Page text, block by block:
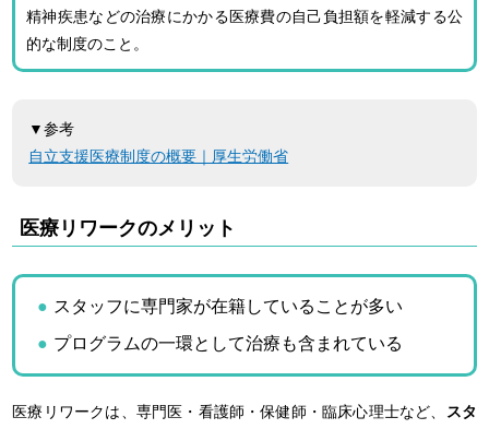
精神疾患などの治療にかかる医療費の自己負担額を軽減する公
的な制度のこと。
▼参考
自立支援医療制度の概要｜厚生労働省
医療リワークのメリット
スタッフに専門家が在籍していることが多い
プログラムの一環として治療も含まれている
医療リワークは、専門医・看護師・保健師・臨床心理士など、
スタ